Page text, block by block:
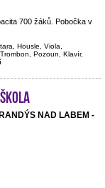
700 žáků. Pobočka v
Housle, Viola,
Pozoun, Klavír,
NAD LABEM -